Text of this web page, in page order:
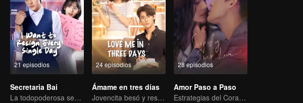
21 episodios
Secretaria Bai
La todopoderosa secretaria libra una batalla de ingenio con el poderoso presidente
24 episodios
Ámame en tres días
Jovencita besó y rescató al siempre cambiante CEO
28 episodios
Amor Paso a Paso
Estrategias del Corazón